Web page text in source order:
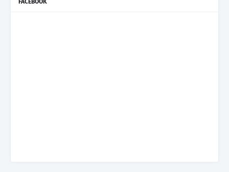
FACEBOOK